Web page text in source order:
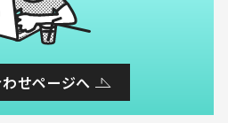
せページへ